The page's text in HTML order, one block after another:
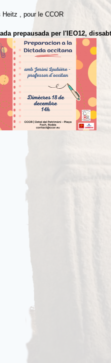
Heitz , pour le CCOR
prepausada per l'IEO12,